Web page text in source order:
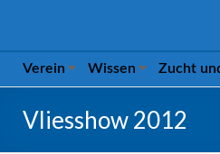
Verein Wissen Zucht
Vliesshow 2012